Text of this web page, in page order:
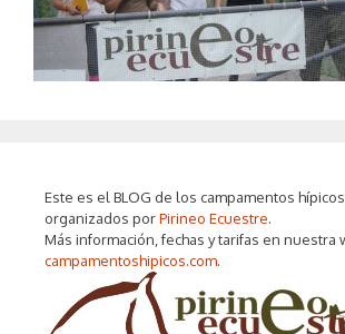
Este es el BLOG de los campamentos
organizados porPirineo Ecuestre.
Más información, fechas y tarifas en nuestra
campamentoshipicos.com.